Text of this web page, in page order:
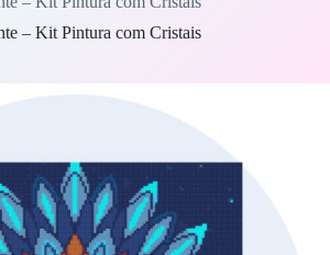
– Kit Pintura com Cristais